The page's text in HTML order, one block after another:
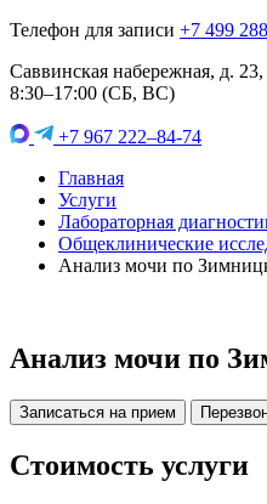
Телефон для записи +7 499
Саввинская набережная, д.
8:30–17:00 (СБ, ВС)
+7 967 222–84-74
Главная
Услуги
Лабораторная
Общеклинические
Анализ мочи по
Анализ мочи по
Записаться на прием
Стоимость услуги